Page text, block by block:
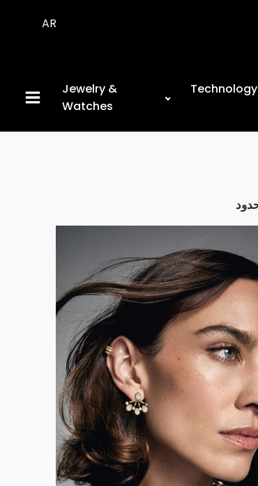
AR
Jewelry &
Watches
Technology